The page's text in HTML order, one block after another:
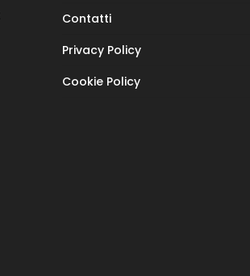
Contatti
Privacy Policy
Cookie Policy